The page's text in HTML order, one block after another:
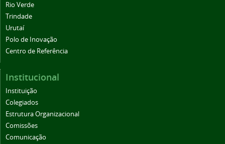
Rio Verde
Trindade
Urutaí
Polo de Inovação
Centro de Referência
Institucional
Instituição
Colegiados
Estrutura Organizacional
Comissões
Comunicação